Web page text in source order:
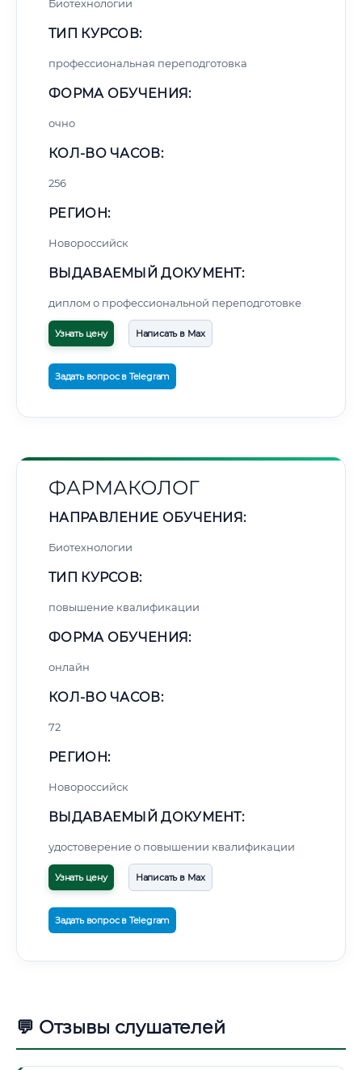
Биотехнологии
ТИП КУРСОВ:
профессиональная переподготовка
ФОРМА ОБУЧЕНИЯ:
очно
КОЛ-ВО ЧАСОВ:
256
РЕГИОН:
Новороссийск
ВЫДАВАЕМЫЙ ДОКУМЕНТ:
диплом о профессиональной переподготовке
Узнать цену Написать в Max
Задать вопрос в Telegram
ФАРМАКОЛОГ
НАПРАВЛЕНИЕ ОБУЧЕНИЯ:
Биотехнологии
ТИП КУРСОВ:
повышение квалификации
ФОРМА ОБУЧЕНИЯ:
онлайн
КОЛ-ВО ЧАСОВ:
72
РЕГИОН:
Новороссийск
ВЫДАВАЕМЫЙ ДОКУМЕНТ:
удостоверение о повышении квалификации
Узнать цену Написать в Max
Задать вопрос в Telegram
💬 Отзывы слушателей